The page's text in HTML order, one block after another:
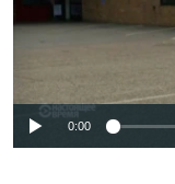
No media
0:00